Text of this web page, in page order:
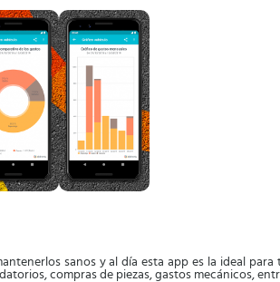
sanos y al día esta app es la ideal
compras de piezas, gastos mecánicos,